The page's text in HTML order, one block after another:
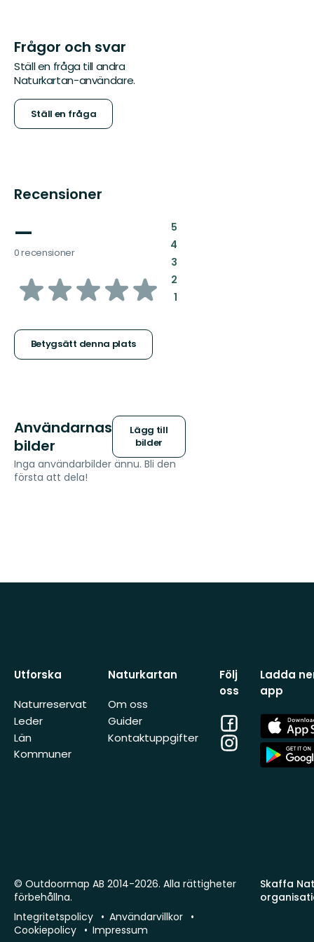
Frågor och svar
Ställ en fråga till andra
Naturkartan-användare.
Ställ en fråga
Recensioner
—
0 recensioner
av
stjärnor
Betygsätt denna plats
5:
4:
3:
2:
1:
Användarnas
bilder
Lägg till
bilder
Inga användarbilder ännu. Bli den
första att dela!
Utforska
Naturreservat
Leder
Län
Kommuner
Naturkartan
Om oss
Guider
Kontaktuppgifter
Följ
oss
Facebook
Instagram
Ladda
app
App
Store
App
Store
Skaffa
© Outdoormap AB 2014-2026. Alla rättigheter
förbehållna.
Integritetspolicy
Användarvillkor
Cookiepolicy
Impressum